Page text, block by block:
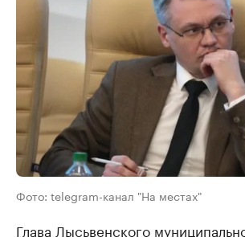
Фото: telegram-канал "На местах"
Глава Лысьвенского